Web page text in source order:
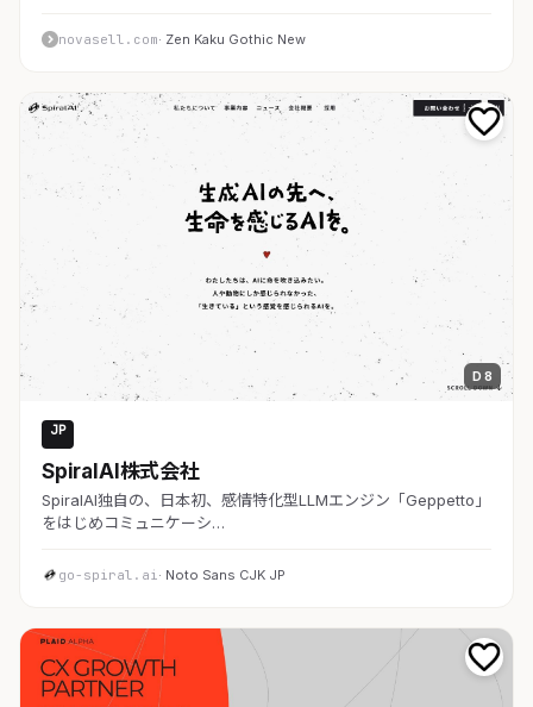
novasell.com· Zen Kaku Gothic New
D 8
JP
SpiralAI株式会社
SpiralAI独自の、日本初、感情特化型LLMエンジン「Geppetto」
をはじめコミュニケーシ…
go-spiral.ai · Noto Sans CJK JP